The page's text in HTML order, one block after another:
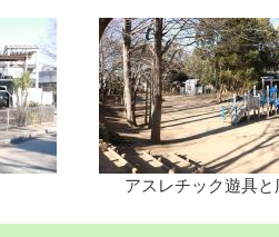
アスレチック遊具と